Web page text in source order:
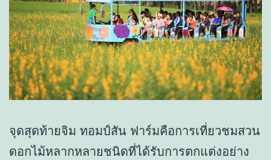
จุดสุดท้ายจิม ทอมป์สัน ฟาร์มคือการเที่ยวชมสวน
ดอกไม้หลากหลายชนิดที่ได้รับการตกแต่งอย่าง